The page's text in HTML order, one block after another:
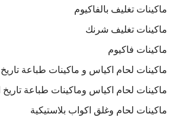
ماكينات تغليف بالفاكيوم
ماكينات تغليف شرنك
ماكينات فاكيوم
ماكينات لحام اكياس و ماكينات طباعة تاريخ
ماكينات لحام اكياس وماكينات طباعة تاريخ
ماكينات لحام وغلق اكواب بلاستيكية